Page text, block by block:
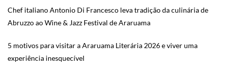
Chef italiano Antonio Di Francesco leva tradição da culinária de
Abruzzo ao Wine & Jazz Festival de Araruama
5 motivos para visitar a Araruama Literária 2026 e viver uma
experiência inesquecível